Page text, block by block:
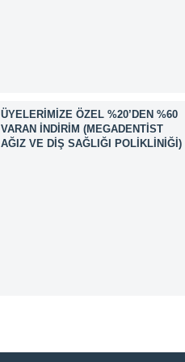
ÜYELERIMIZE ÖZEL %20’DEN %60
VARAN İNDIRIM (MEGADENTIST
AĞIZ VE DIŞ SAĞLIĞI POLIKLINIĞI)